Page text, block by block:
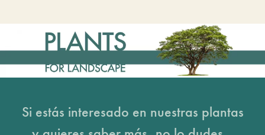
Si estás interesado en nuestras plantas